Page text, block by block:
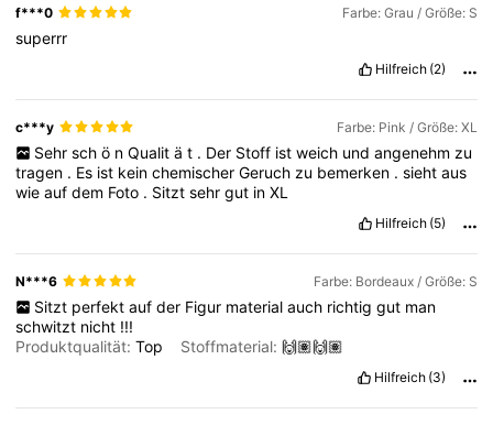
f***0 Farbe: Grau / Größe: S
superrr
Hilfreich (2)
c***y Farbe: Pink / Größe: XL
Sehr sch ö n Qualit ä t . Der Stoff ist weich und angenehm zu
tragen . Es ist keinchemischerGeruch zu bemerken .siehtaus
wieaufdem Foto . Sitztsehrgut inXL
Hilfreich (5)
N***6 Farbe: Bordeaux / Größe: S
Sitzt perfekt auf der Figur material auch richtig gut man
schwitzt nicht !!!
Produktqualität:Top Stoffmaterial:🙌🏽🙌🏽
Hilfreich (3)